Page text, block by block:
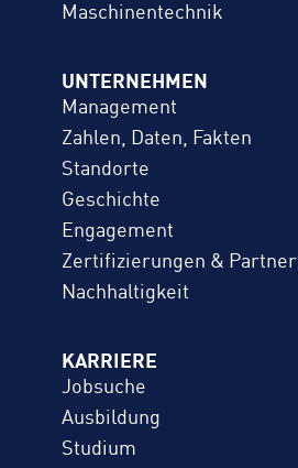
Maschinentechnik
KARRIERE
Jobsuche
Ausbildung
Studium
UNTERNEHMEN
Management
Zahlen, Daten, Fakten
Standorte
Geschichte
Engagement
Zertifizierungen & Partner
Nachhaltigkeit